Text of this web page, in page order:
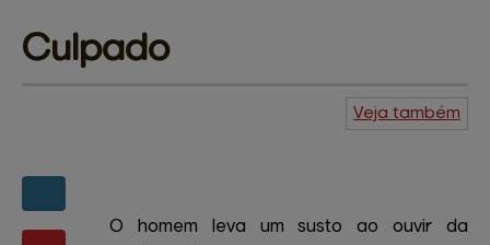
Culpado
Veja também
O homem leva um susto ao ouvir da